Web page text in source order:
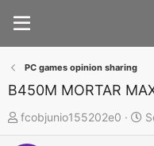
PC games opinion sharing
B450M MORTAR
T
h
fcobjunio155202e0
S
t